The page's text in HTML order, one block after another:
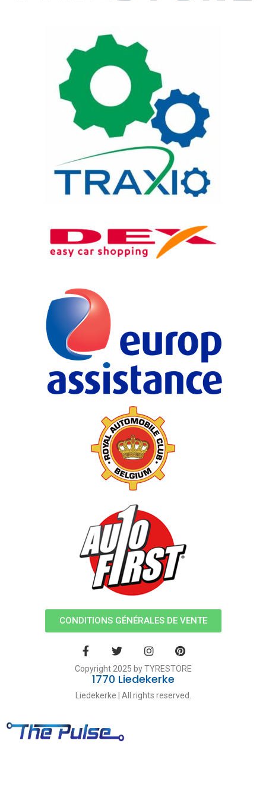
CONDITIONS GÉNÉRALES DE VENTE
Copyright 2025 by TYRESTORE
1770 Liedekerke
Liedekerke | All rights reserved.